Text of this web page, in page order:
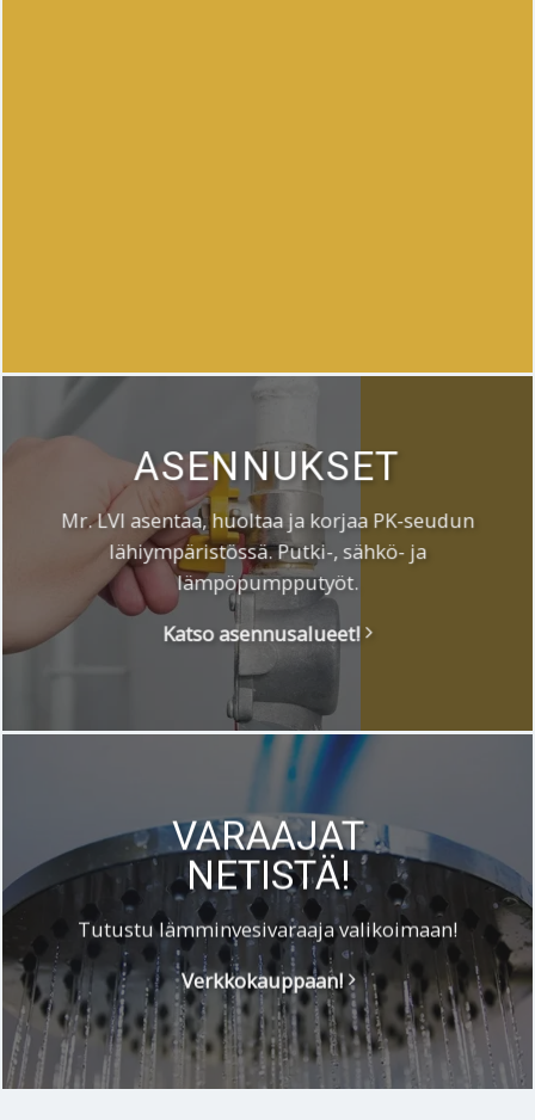
ASENNUKSET
Mr. LVI asentaa, huoltaa ja korjaa PK-seudun
lähiympäristössä. Putki-, sähkö- ja
lämpöpumpputyöt.
Katso asennusalueet!
VARAAJAT
NETISTÄ!
Tutustu lämminvesivaraaja valikoimaan!
Verkkokauppaan!